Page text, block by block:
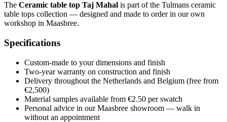
The Ceramic table top Taj Mahal is part of the Tulmans ceramic
table tops collection — designed and made to order in our own
workshop in Maasbree.
Specifications
Custom-made to your dimensions and finish
Two-year warranty on construction and finish
Delivery throughout the Netherlands and Belgium (free from
€2,500)
Material samples available from €2.50 per swatch
Personal advice in our Maasbree showroom — walk in
without an appointment